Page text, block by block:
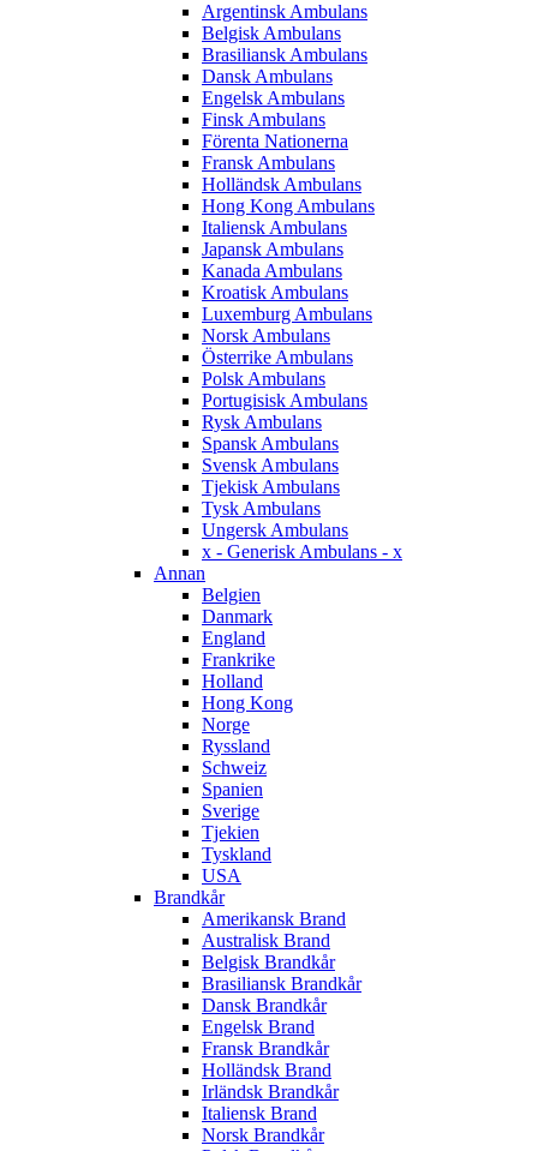
Argentinsk Ambulans
Belgisk Ambulans
Brasiliansk Ambulans
Dansk Ambulans
Engelsk Ambulans
Finsk Ambulans
Förenta Nationerna
Fransk Ambulans
Holländsk Ambulans
Hong Kong Ambulans
Italiensk Ambulans
Japansk Ambulans
Kanada Ambulans
Kroatisk Ambulans
Luxemburg Ambulans
Norsk Ambulans
Österrike Ambulans
Polsk Ambulans
Portugisisk Ambulans
Rysk Ambulans
Spansk Ambulans
Svensk Ambulans
Tjekisk Ambulans
Tysk Ambulans
Ungersk Ambulans
x - Generisk Ambulans - x
Annan
Belgien
Danmark
England
Frankrike
Holland
Hong Kong
Norge
Ryssland
Schweiz
Spanien
Sverige
Tjekien
Tyskland
USA
Brandkår
Amerikansk Brand
Australisk Brand
Belgisk Brandkår
Brasiliansk Brandkår
Dansk Brandkår
Engelsk Brand
Fransk Brandkår
Holländsk Brand
Irländsk Brandkår
Italiensk Brand
Norsk Brandkår